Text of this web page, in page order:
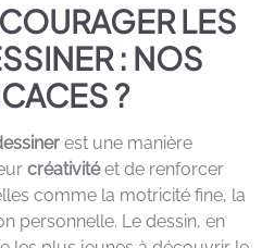
LES
: NOS
?
est une manière
créativitéet de renforcer
comme la motricité fine, la
personnelle. Le dessin, en